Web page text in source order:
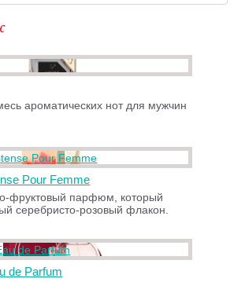
ароматических нот для мужчин
Pour Femme
фруктовый парфюм, который
серебристо-розовый флакон.
de Parfum